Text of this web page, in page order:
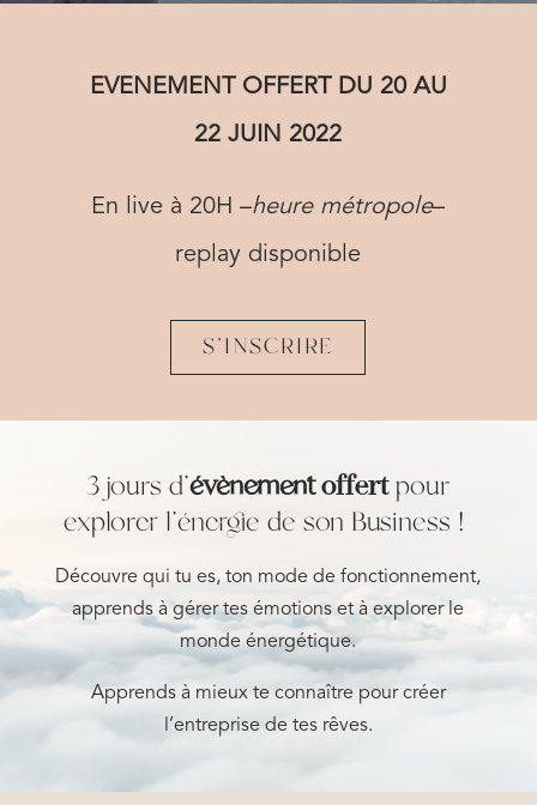
EVENEMENT OFFERT DU 20 AU
22 JUIN 2022
En live à 20H –heure métropole–
replay disponible
S'INSCRIRE
3 jours d’évènementoffertpour
explorer l’énergie de son Business !
Découvre qui tu es, ton mode de fonctionnement,
apprends à gérer tes émotions et à explorer le
monde énergétique.
Apprends à mieux te connaître pour créer
l’entreprise de tes rêves.